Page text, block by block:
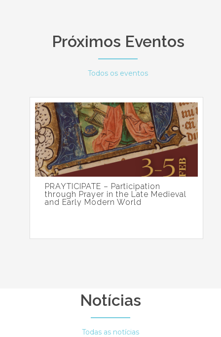
Próximos Eventos
Todos os eventos
PRAYTICIPATE – Participation
through Prayer in the Late Medieval
and Early Modern World
Notícias
Todas as notícias